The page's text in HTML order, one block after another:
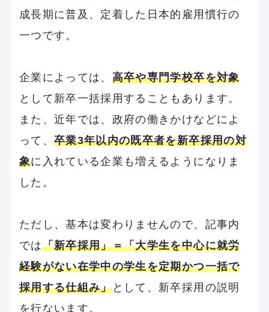
成長期に普及、定着した日本的雇用慣行の
一つです。
企業によっては、 高卒や専門学校卒を対象
として新卒一括採用することもあります。
また、近年では、政府の働きかけなどによ
って、卒業3年以内の既卒者を新卒採用の対
象に入れている企業も増えるようになりま
した。
ただし、基本は変わりませんので、記事内
では「新卒採用」＝「大学生を中心に就労
経験がない在学中の学生を定期かつ一括で
採用する仕組み」として、新卒採用の説明
を行ないます。